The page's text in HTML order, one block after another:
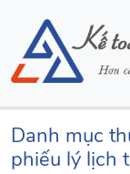
Danh mục
phiếu lý lịch